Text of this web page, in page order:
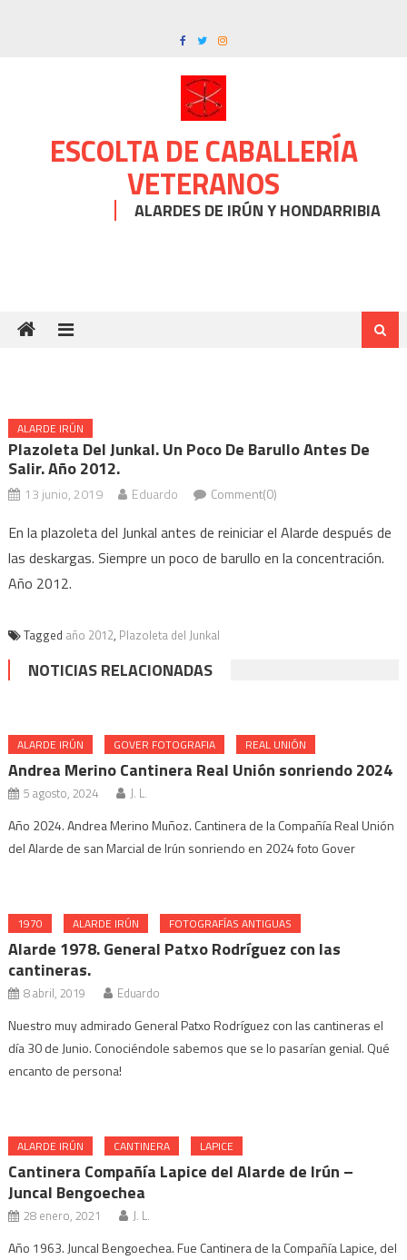
ESCOLTA DE CABALLERÍA
VETERANOS
ALARDES DE IRÚN Y HONDARRIBIA
ALARDE IRÚN
Plazoleta Del Junkal. Un Poco De Barullo Antes De
Salir. Año 2012.
13 junio, 2019 Eduardo Comment(0)
En la plazoleta del Junkal antes de reiniciar el Alarde después de
las deskargas. Siempre un poco de barullo en la concentración.
Año 2012.
Tagged año 2012, Plazoleta del Junkal
NOTICIAS RELACIONADAS
ALARDE IRÚN GOVER FOTOGRAFIA REAL UNIÓN
Andrea Merino Cantinera Real Unión sonriendo 2024
5 agosto, 2024 J. L.
Año 2024. Andrea Merino Muñoz. Cantinera de la Compañía Real Unión
del Alarde de san Marcial de Irún sonriendo en 2024 foto Gover
1970 ALARDE IRÚN FOTOGRAFÍAS ANTIGUAS
Alarde 1978. General Patxo Rodríguez con las
cantineras.
8 abril, 2019 Eduardo
Nuestro muy admirado General Patxo Rodríguez con las cantineras el
día 30 de Junio. Conociéndole sabemos que se lo pasarían genial. Qué
encanto de persona!
ALARDE IRÚN CANTINERA LAPICE
Cantinera Compañía Lapice del Alarde de Irún –
Juncal Bengoechea
28 enero, 2021 J. L.
Año 1963. Juncal Bengoechea. Fue Cantinera de la Compañía Lapice, del